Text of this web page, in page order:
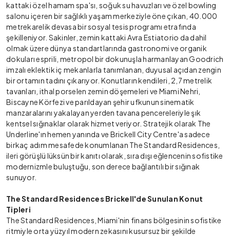
kattaki özel hamam spa'sı, soğuk su havuzları ve özel bowling
salonu içeren bir sağlıklı yaşam merkeziyle öne çıkan, 40.000
metrekarelik devasa bir sosyal tesis programı etrafında
şekilleniyor. Sakinler, zemin kattaki Avra Estiatorio da dahil
olmak üzere dünya standartlarında gastronomi ve organik
dokuları esprili, metropol bir dokunuşla harmanlayan Goodrich
imzalı eklektik iç mekanlarla tanımlanan, duyusal açıdan zengin
bir ortamın tadını çıkarıyor. Konutların kendileri, 2,7 metrelik
tavanları, ithal porselen zemin döşemeleri ve Miami Nehri,
Biscayne Körfezi ve parıldayan şehir ufkunun sinematik
manzaralarını yakalayan yerden tavana pencereleriyle şık
kentsel sığınaklar olarak hizmet veriyor. Stratejik olarak The
Underline'ın hemen yanında ve Brickell City Centre'a sadece
birkaç adım mesafede konumlanan The Standard Residences,
ileri görüşlü lüksün bir kanıtı olarak, sıra dışı eğlencenin sofistike
modernizmle buluştuğu, son derece bağlantılı bir sığınak
sunuyor.
The Standard Residences Brickell'de Sunulan Konut
Tipleri
The Standard Residences, Miami'nin finans bölgesinin sofistike
ritmiyle orta yüzyıl modern zekasını kusursuz bir şekilde